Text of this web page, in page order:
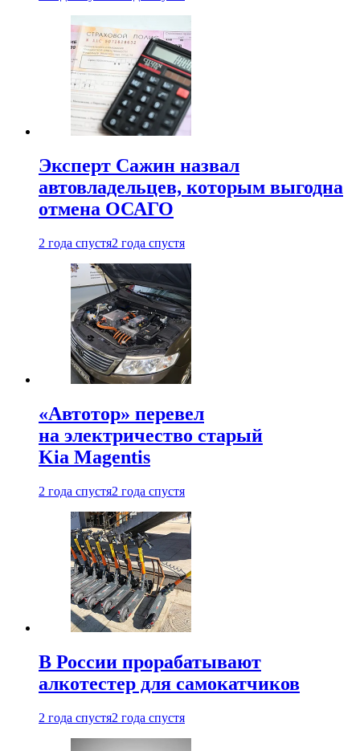
Эксперт Сажин назвал
автовладельцев, которым выгодна
отмена ОСАГО
2 года спустя2 года спустя
«Автотор» перевел
на электричество старый
Kia Magentis
2 года спустя2 года спустя
В России прорабатывают
алкотестер для самокатчиков
2 года спустя2 года спустя